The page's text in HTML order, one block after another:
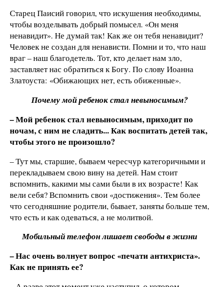
Старец Паисий говорил, что искушения необходимы,
чтобы возделывать добрый помысел. «Он меня
ненавидит». Не думай так! Как же он тебя ненавидит?
Человек не создан для ненависти. Помни и то, что наш
враг – наш благодетель. Тот, кто делает нам зло,
заставляет нас обратиться к Богу. По слову Иоанна
Златоуста: «Обижающих нет, есть обиженные».
Почему мой ребенок стал невыносимым?
– Мой ребенок стал невыносимым, приходит по
ночам, с ним не сладить... Как воспитать детей так,
чтобы этого не произошло?
– Тут мы, старшие, бываем чересчур категоричными и
перекладываем свою вину на детей. Нам стоит
вспомнить, какими мы сами были в их возрасте! Как
вели себя? Вспомнить свои «достижения». Тем более
что сегодняшние родители, бывает, заняты больше тем,
что есть и как одеваться, а не молитвой.
Мобильный телефон лишает свободы в жизни
– Нас очень волнует вопрос «печати антихриста».
Как не принять ее?